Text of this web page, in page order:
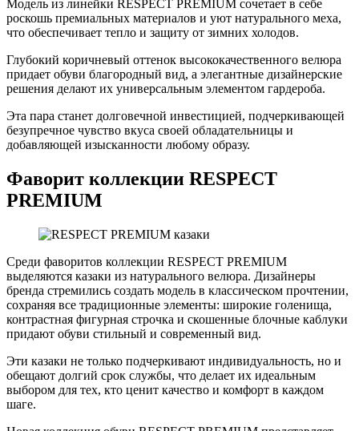
Модель из линейки RESPECT PREMIUM сочетает в себе
роскошь премиальных материалов и уют натурального меха,
что обеспечивает тепло и защиту от зимних холодов.
Глубокий коричневый оттенок высококачественного велюра
придает обуви благородный вид, а элегантные дизайнерские
решения делают их универсальным элементом гардероба.
Эта пара станет долговечной инвестицией, подчеркивающей
безупречное чувство вкуса своей обладательницы и
добавляющей изысканности любому образу.
Фаворит коллекции RESPECT
PREMIUM
Среди фаворитов коллекции RESPECT PREMIUM
выделяются казаки из натурального велюра. Дизайнеры
бренда стремились создать модель в классическом прочтении,
сохраняя все традиционные элементы: широкие голенища,
контрастная фигурная строчка и скошенные блочные каблуки
придают обуви стильный и современный вид.
Эти казаки не только подчеркивают индивидуальность, но и
обещают долгий срок службы, что делает их идеальным
выбором для тех, кто ценит качество и комфорт в каждом
шаге.